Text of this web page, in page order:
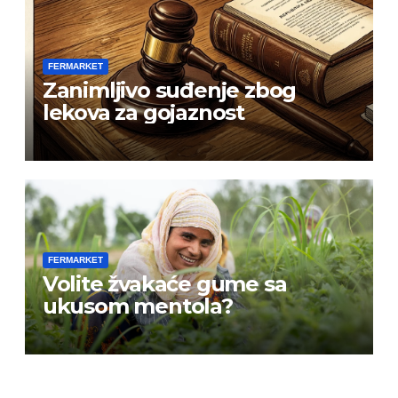
FERMARKET
Zanimljivo suđenje zbog
lekova za gojaznost
FERMARKET
Volite žvakaće gume sa
ukusom mentola?